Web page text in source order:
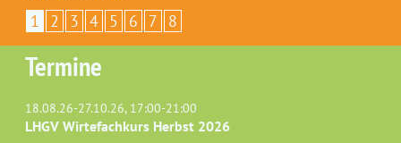
1 2 3 4 5 6 7 8
Termine
18.08.26-27.10.26, 17:00-21:00
LHGV Wirtefachkurs Herbst 2026